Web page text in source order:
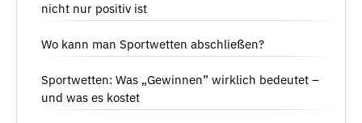
nicht nur positiv ist
Wo kann man Sportwetten abschließen?
Sportwetten: Was „Gewinnen” wirklich bedeutet –
und was es kostet